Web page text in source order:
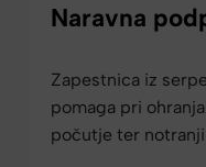
Naravna
Zapestnica iz
pomaga pri
počutje ter